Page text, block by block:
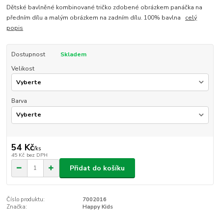
Dětské bavlněné kombinované tričko zdobené obrázkem panáčka na
předním dílu a malým obrázkem na zadním dílu. 100% bavlna celý
popis
Dostupnost
Skladem
Velikost
Barva
54 Kč/ks
45 Kč bez DPH
Přidat do košíku
Číslo produktu:
7002016
Značka:
Happy Kids